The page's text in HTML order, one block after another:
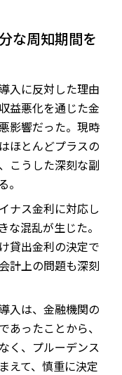
な周知期間を
入に反対した理由
益悪化を通じた金
影響だった。現時
ほとんどプラスの
こうした深刻な副
ナス金利に対応し
な混乱が生じた。
貸出金利の決定で
計上の問題も深刻
入は、金融機関の
あったことから、
く、プルーデンス
えて、慎重に決定